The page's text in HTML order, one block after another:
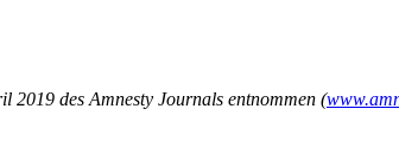
2019 des Amnesty Journals entnommen (